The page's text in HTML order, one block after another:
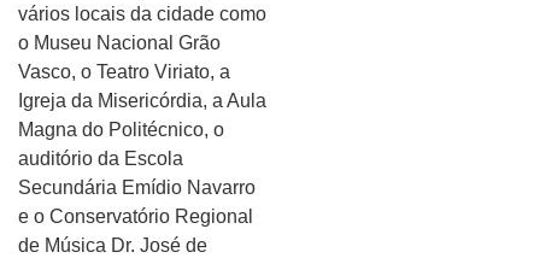
vários locais da cidade como
o Museu Nacional Grão
Vasco, o Teatro Viriato, a
Igreja da Misericórdia, a Aula
Magna do Politécnico, o
auditório da Escola
Secundária Emídio Navarro
e o Conservatório Regional
de Música Dr. José de